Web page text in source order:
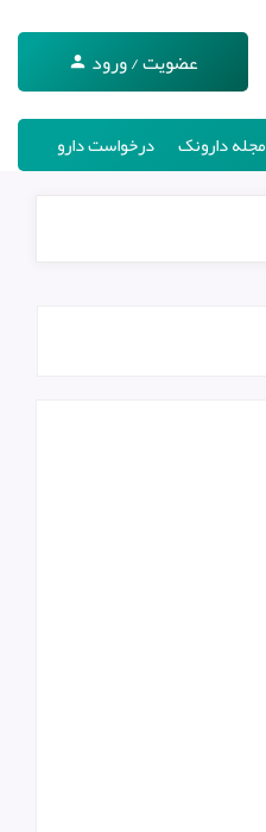
عضویت / ورود
مجله دارونک درخواست دارو